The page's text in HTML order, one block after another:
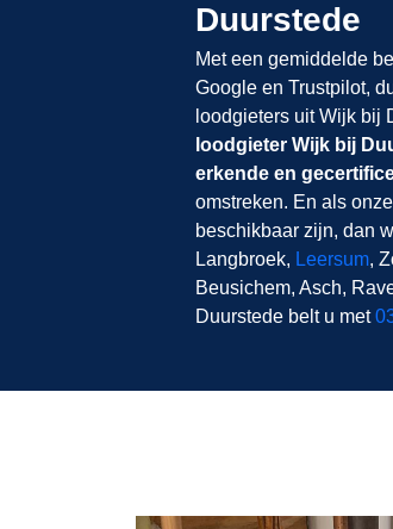
Duurstede
Met een gemiddelde
Google en Trustpilot,
loodgieters uit Wijk bij
loodgieter Wijk bij
erkende en
omstreken. En als
beschikbaar zijn, dan
Langbroek, Leersum,
Beusichem, Asch,
Duurstede belt u met